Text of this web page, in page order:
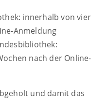
innerhalb von vier
Anmeldung
nach der Online-
und damit das